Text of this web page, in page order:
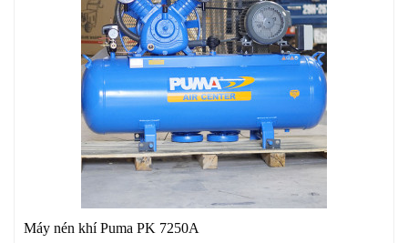
Máy nén khí Puma PK 7250A